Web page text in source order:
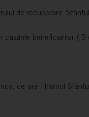
de recuperare
cazările beneficiarilor (
ce are Hramul